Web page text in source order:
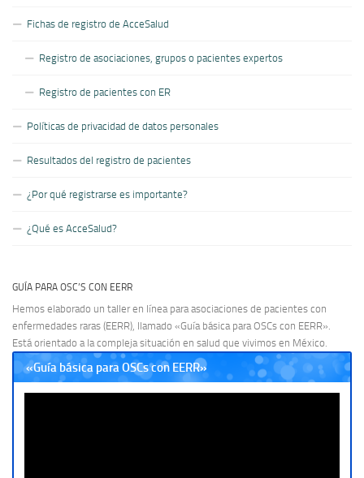
Fichas de registro de AcceSalud
Registro de asociaciones, grupos o pacientes expertos
Registro de pacientes con ER
Políticas de privacidad de datos personales
Resultados del registro de pacientes
¿Por qué registrarse es importante?
¿Qué es AcceSalud?
GUÍA PARA OSC’S CON EERR
Hemos elaborado un taller en línea para asociaciones de pacientes con
enfermedades raras (EERR), llamado «Guía básica para OSCs con EERR».
Está orientado a la compleja situación en salud que vivimos en México.
«Guía básica para OSCs con EERR»